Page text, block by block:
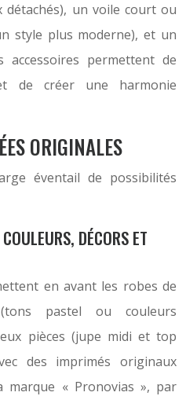
détachés), un voile court ou
style plus moderne), et un
accessoires permettent de
de créer une harmonie
ORIGINALES
éventail de possibilités
DÉCORS ET
en avant les robes de
pastel ou couleurs
pièces (jupe midi et top
des imprimés originaux
marque « Pronovias », par